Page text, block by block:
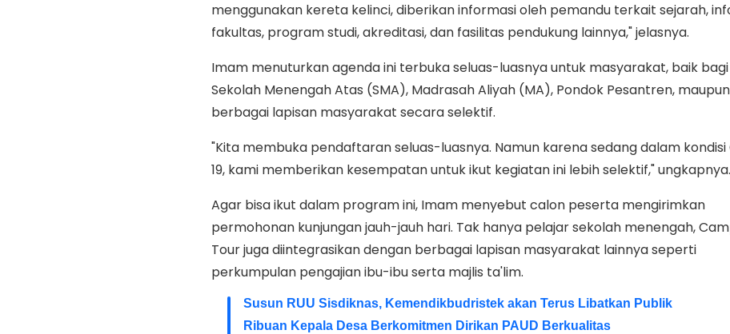
menggunakan kereta kelinci, diberikan informasi oleh pemandu terkait sejarah,
fakultas, program studi, akreditasi, dan fasilitas pendukung lainnya," jelasnya.
Imam menuturkan agenda ini terbuka seluas-luasnya untuk masyarakat, baik
Sekolah Menengah Atas (SMA), Madrasah Aliyah (MA), Pondok Pesantren, maupun
berbagai lapisan masyarakat secara selektif.
"Kita membuka pendaftaran seluas-luasnya. Namun karena sedang dalam kondisi
19, kami memberikan kesempatan untuk ikut kegiatan ini lebih selektif," ungkapnya.
Agar bisa ikut dalam program ini, Imam menyebut calon peserta mengirimkan
permohonan kunjungan jauh-jauh hari. Tak hanya pelajar sekolah menengah,
Tour juga diintegrasikan dengan berbagai lapisan masyarakat lainnya seperti
perkumpulan pengajian ibu-ibu serta majlis ta'lim.
Susun RUU Sisdiknas, Kemendikbudristek akan Terus Libatkan Publik
Ribuan Kepala Desa Berkomitmen Dirikan PAUD Berkualitas